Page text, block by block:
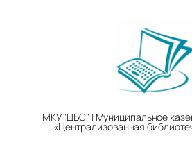
МКУ "ЦБС" | Муниципальное
«Централизованная